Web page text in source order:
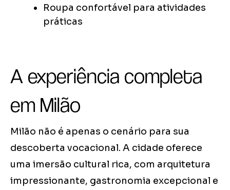
Roupa confortável para atividades
práticas
A experiência completa
em Milão
Milão não é apenas o cenário para sua
descoberta vocacional. A cidade oferece
uma imersão cultural rica, com arquitetura
impressionante, gastronomia excepcional e